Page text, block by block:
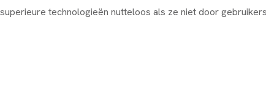
technologieën nutteloos als ze niet door